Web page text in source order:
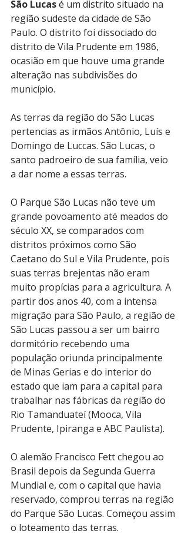
São Lucas é um distrito situado na
região sudeste da cidade de São
Paulo. O distrito foi dissociado do
distrito de Vila Prudente em 1986,
ocasião em que houve uma grande
alteração nas subdivisões do
município.
As terras da região do São Lucas
pertencias as irmãos Antônio, Luís e
Domingo de Luccas. São Lucas, o
santo padroeiro de sua família, veio
a dar nome a essas terras.
O Parque São Lucas não teve um
grande povoamento até meados do
século XX, se comparados com
distritos próximos como São
Caetano do Sul e Vila Prudente, pois
suas terras brejentas não eram
muito propícias para a agricultura. A
partir dos anos 40, com a intensa
migração para São Paulo, a região de
São Lucas passou a ser um bairro
dormitório recebendo uma
população oriunda principalmente
de Minas Gerias e do interior do
estado que iam para a capital para
trabalhar nas fábricas da região do
Rio Tamanduateí (Mooca, Vila
Prudente, Ipiranga e ABC Paulista).
O alemão Francisco Fett chegou ao
Brasil depois da Segunda Guerra
Mundial e, com o capital que havia
reservado, comprou terras na região
do Parque São Lucas. Começou assim
o loteamento das terras.